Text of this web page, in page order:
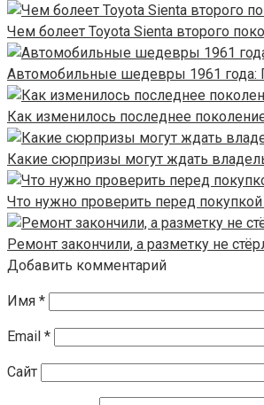
Чем болеет Toyota Sienta второго
Автомобильные шедевры 1961 года:
Как изменилось последнее
Какие сюрпризы могут ждать
Что нужно проверить перед
Ремонт закончили, а разметку не
Добавить комментарий
Имя *
Email *
Сайт